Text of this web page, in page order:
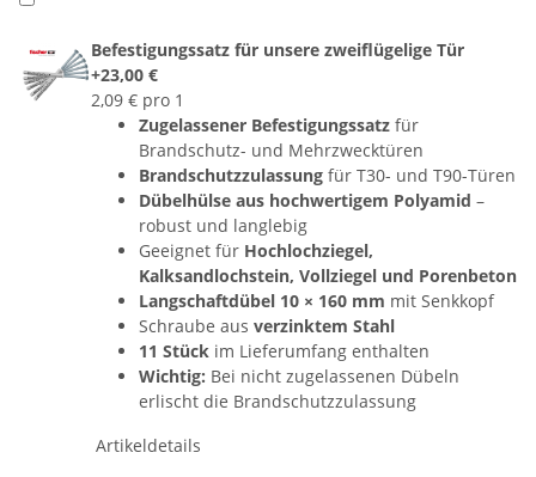
Befestigungssatz für unsere zweiflügelige Tür
+23,00 €
2,09 € pro 1
Zugelassener Befestigungssatz für
Brandschutz- und Mehrzwecktüren
Brandschutzzulassung für T30- und T90-Türen
Dübelhülse aus hochwertigem Polyamid –
robust und langlebig
Geeignet für Hochlochziegel,
Kalksandlochstein, Vollziegel und Porenbeton
Langschaftdübel 10 × 160 mm mit Senkkopf
Schraube aus verzinktem Stahl
11 Stück im Lieferumfang enthalten
Wichtig: Bei nicht zugelassenen Dübeln
erlischt die Brandschutzzulassung
Artikeldetails